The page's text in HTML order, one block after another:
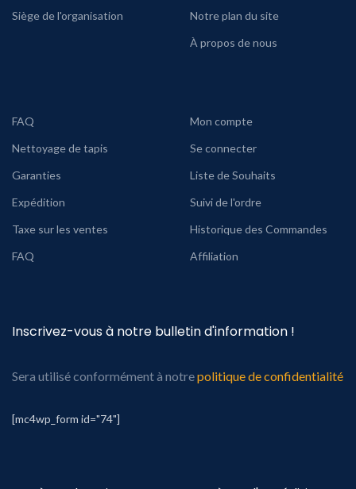
Siège de l'organisation
Notre plan du site
À propos de nous
FAQ
Nettoyage de tapis
Garanties
Expédition
Taxe sur les ventes
FAQ
Mon compte
Se connecter
Liste de Souhaits
Suivi de l'ordre
Historique des Commandes
Affiliation
Inscrivez-vous à notre bulletin d'information !
Sera utilisé conformément à notrepolitique de confidentialité
[mc4wp_form id="74"]